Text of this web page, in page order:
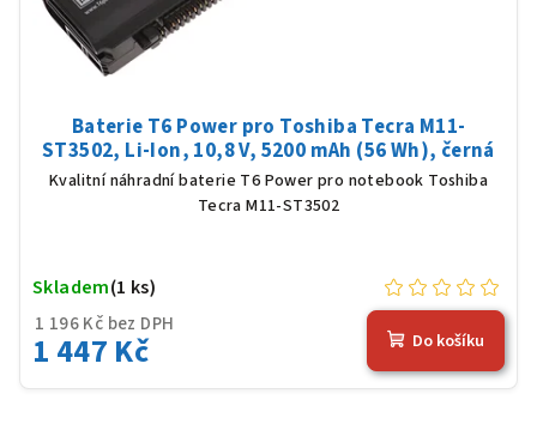
Baterie T6 Power pro Toshiba Tecra M11-
ST3502, Li-Ion, 10,8 V, 5200 mAh (56 Wh), černá
Kvalitní náhradní baterie T6 Power pro notebook Toshiba
Tecra M11-ST3502
1 196 Kč bez DPH
1 447 Kč
Skladem(1 ks)
Do košíku